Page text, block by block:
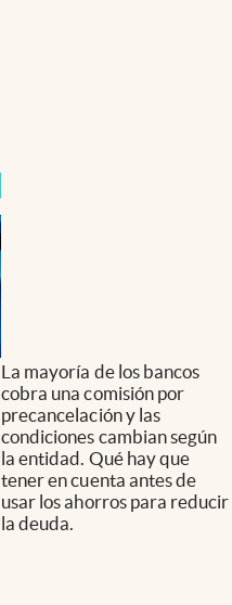
La mayoría de los bancos
cobra una comisión por
precancelación y las
condiciones cambian según
la entidad. Qué hay que
tener en cuenta antes de
usar los ahorros para reducir
la deuda.